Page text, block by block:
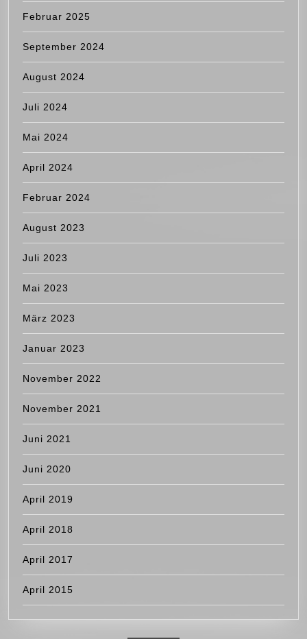
Februar 2025
September 2024
August 2024
Juli 2024
Mai 2024
April 2024
Februar 2024
August 2023
Juli 2023
Mai 2023
März 2023
Januar 2023
November 2022
November 2021
Juni 2021
Juni 2020
April 2019
April 2018
April 2017
April 2015